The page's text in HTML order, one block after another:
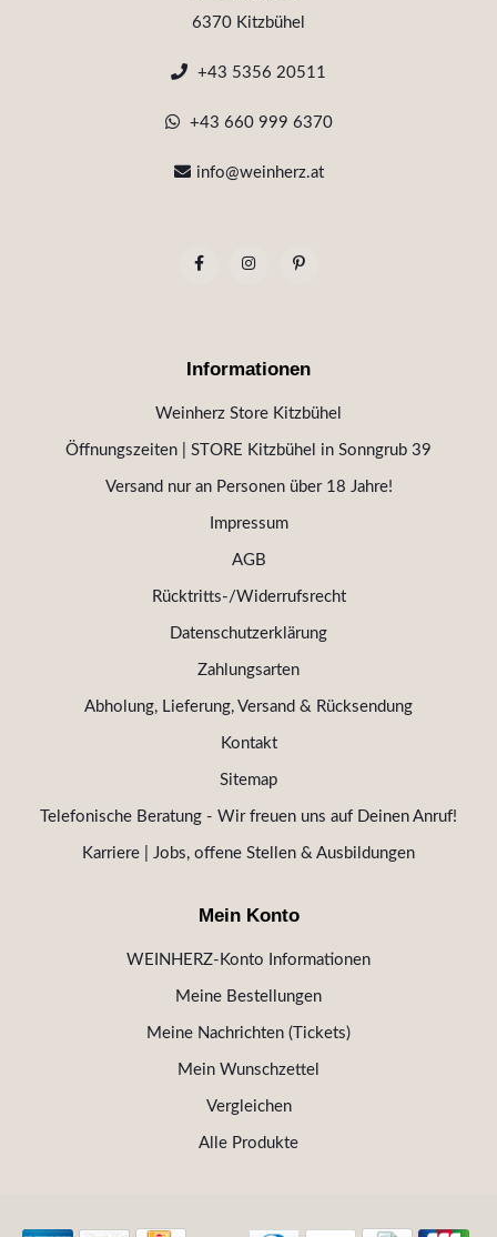
6370 Kitzbühel
+43 5356 20511
+43 660 999 6370
info@weinherz.at
Informationen
Weinherz Store Kitzbühel
Öffnungszeiten | STORE Kitzbühel in Sonngrub 39
Versand nur an Personen über 18 Jahre!
Impressum
AGB
Rücktritts-/Widerrufsrecht
Datenschutzerklärung
Zahlungsarten
Abholung, Lieferung, Versand & Rücksendung
Kontakt
Sitemap
Telefonische Beratung - Wir freuen uns auf Deinen Anruf!
Karriere | Jobs, offene Stellen & Ausbildungen
Mein Konto
WEINHERZ-Konto Informationen
Meine Bestellungen
Meine Nachrichten (Tickets)
Mein Wunschzettel
Vergleichen
Alle Produkte